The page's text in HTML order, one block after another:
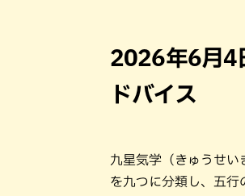
2026年6月4
ドバイス
九星気学（きゅうせい
を九つに分類し、五行